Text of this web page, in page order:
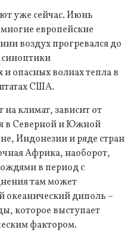
уже сейчас. Июнь
европейские
воздух прогревался до
синоптики
опасных волнах тепла в
США.
климат, зависит от
в Северной и Южной
Индонезии и ряде стран
Африка, наоборот,
в период с
там может
океанический диполь –
которое выступает
фактором.